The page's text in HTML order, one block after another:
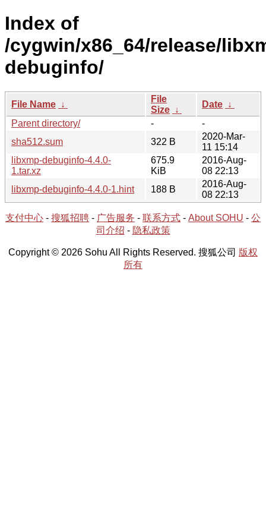
Index of
/cygwin/x86_64/release/
debuginfo/
File Name ↓
File
Size ↓
Date ↓
Parent directory/
-
-
sha512.sum
322 B
2020-Mar-
11 15:14
libxmp-debuginfo-4.4.0-
1.tar.xz
675.9
KiB
2016-Aug-
08 22:13
libxmp-debuginfo-4.4.0-1.hint
188 B
2016-Aug-
08 22:13
支付中心 - 搜狐招聘 - 广告服务 - 联系方式 - About SOHU - 公
司介绍 - 隐私政策
Copyright © 2026 Sohu All Rights Reserved. 搜狐公司 版权
所有